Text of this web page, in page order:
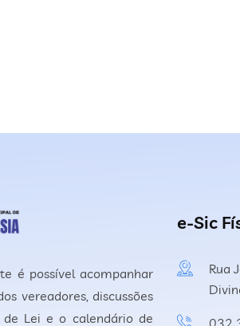
é possível acompanhar
vereadores, discussões
Lei e o calendário de
e-Sic
Rua
032